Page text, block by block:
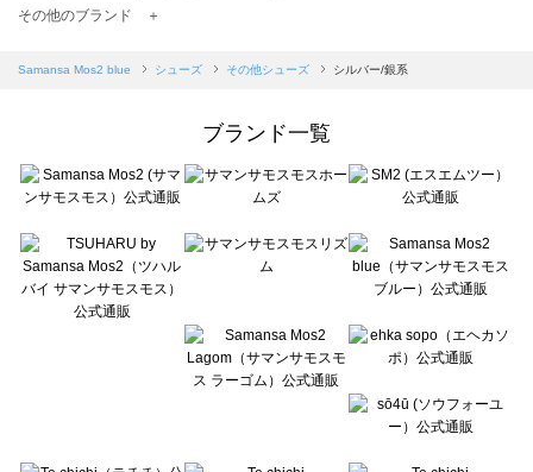
Samansa Mos2 blue（サマンサモスモス ブルー）のその他シューズ一覧
sō4ū（ソウフォーユー）のその他シューズ一覧
Te chichi（テチチ）のその他シューズ一覧
Te chichi CLASSIC（テチチ クラシック）のその他シューズ一覧
Lugnoncure（ルノンキュール）のその他シューズ一覧
BETTY'S BLUE（べティーズブルー）のその他シューズ一覧
Wpc.（ワールドパーティー）のその他シューズ一覧
その他のブランド ＋
Samansa Mos2 blue シューズ その他シューズ シルバー/銀系
ブランド一覧